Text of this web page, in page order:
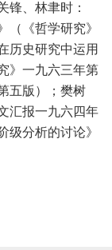
锋、林聿时：
（《哲学研究》
历史研究中运用
》一九六三年第
五版）；樊树
汇报一九六四年
级分析的讨论》